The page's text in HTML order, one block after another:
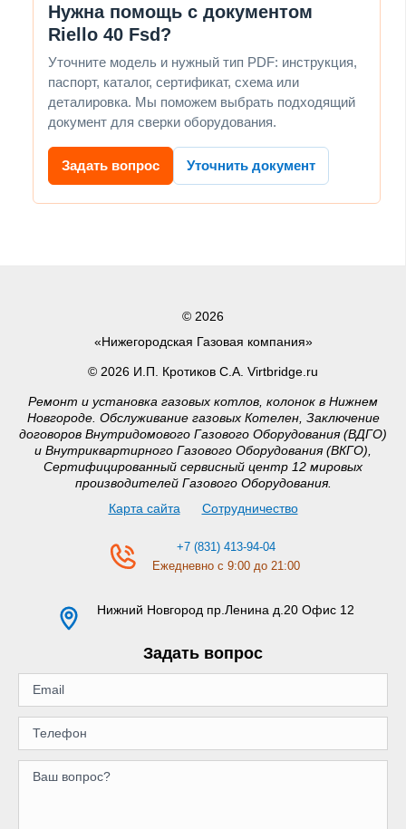
Нужна помощь с документом
Riello 40 Fsd?
Уточните модель и нужный тип PDF: инструкция,
паспорт, каталог, сертификат, схема или
деталировка. Мы поможем выбрать подходящий
документ для сверки оборудования.
Задать вопрос Уточнить документ
© 2026
«Нижегородская Газовая компания»
© 2026 И.П. Кротиков С.А. Virtbridge.ru
Ремонт и установка газовых котлов, колонок в Нижнем
Новгороде. Обслуживание газовых Котелен, Заключение
договоров Внутридомового Газового Оборудования (ВДГО)
и Внутриквартирного Газового Оборудования (ВКГО),
Сертифицированный сервисный центр 12 мировых
производителей Газового Оборудования.
Карта сайта
Сотрудничество
+7 (831) 413-94-04
Ежедневно с 9:00 до 21:00
Нижний Новгород пр.Ленина д.20 Офис 12
Задать вопрос